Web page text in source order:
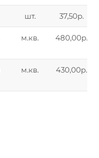
шт. 37,50р.
м.кв. 480,00р.
м.кв. 430,00р.